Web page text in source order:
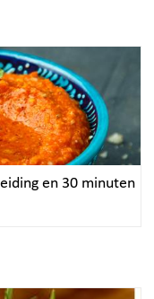
en 30 minuten
ONS OP SOCIAL